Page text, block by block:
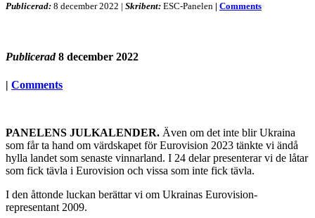
Publicerad: 8 december 2022 | Skribent: ESC-Panelen | Comments
Publicerad 8 december 2022
| Comments
PANELENS JULKALENDER. Även om det inte blir Ukraina
som får ta hand om värdskapet för Eurovision 2023 tänkte vi ändå
hylla landet som senaste vinnarland. I 24 delar presenterar vi de låtar
som fick tävla i Eurovision och vissa som inte fick tävla.
I den åttonde luckan berättar vi om Ukrainas Eurovision-
representant 2009.